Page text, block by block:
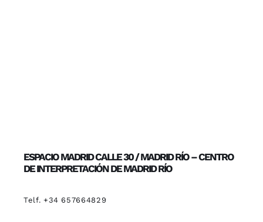
ESPACIO MADRID CALLE 30 / MADRID RÍO – CENTRO
DE INTERPRETACIÓN DE MADRID RÍO
Telf. +34 657664829